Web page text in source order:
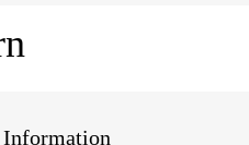
Information